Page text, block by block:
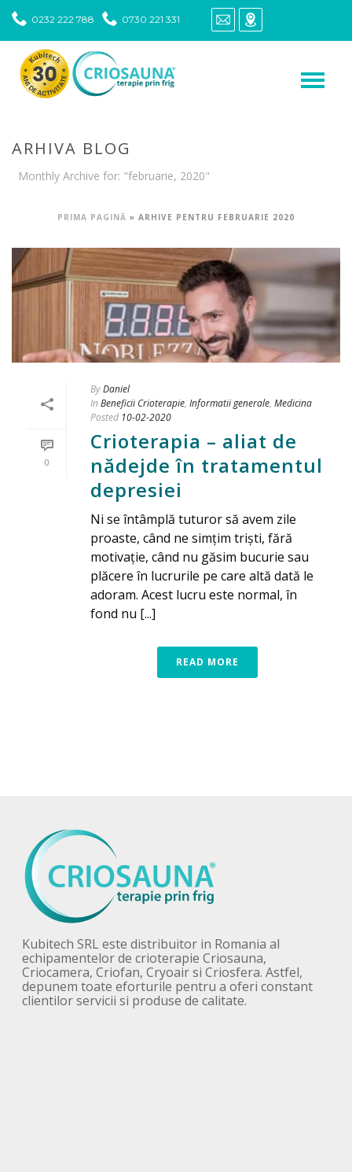
0232 222 788 0730 221 331
ARHIVA BLOG
Monthly Archive for: "februarie, 2020"
PRIMA PAGINĂ » ARHIVE PENTRU FEBRUARIE 2020
0
ByDaniel
In Beneficii Crioterapie, Informatii generale, Medicina
Posted 10-02-2020
Crioterapia – aliat de
nădejde în tratamentul
depresiei
Ni se întâmplă tuturor să avem zile
proaste, când ne simțim triști, fără
motivație, când nu găsim bucurie sau
plăcere în lucrurile pe care altă dată le
adoram. Acest lucru este normal, în
fond nu [...]
READ MORE
Kubitech SRL este distribuitor in Romania al
echipamentelor de crioterapie Criosauna,
Criocamera, Criofan, Cryoair si Criosfera. Astfel,
depunem toate eforturile pentru a oferi constant
clientilor servicii si produse de calitate.